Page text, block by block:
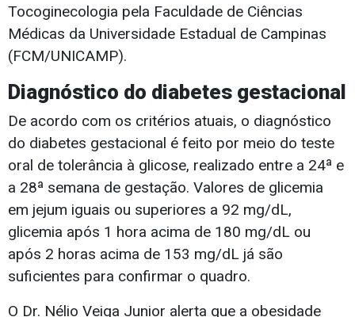
Tocoginecologia pela Faculdade de Ciências
Médicas da Universidade Estadual de Campinas
(FCM/UNICAMP).
Diagnóstico do diabetes gestacional
De acordo com os critérios atuais, o diagnóstico
do diabetes gestacional é feito por meio do teste
oral de tolerância à glicose, realizado entre a 24ª e
a 28ª semana de gestação. Valores de glicemia
em jejum iguais ou superiores a 92 mg/dL,
glicemia após 1 hora acima de 180 mg/dL ou
após 2 horas acima de 153 mg/dL já são
suficientes para confirmar o quadro.
O Dr. Nélio Veiga Junior alerta que a obesidade